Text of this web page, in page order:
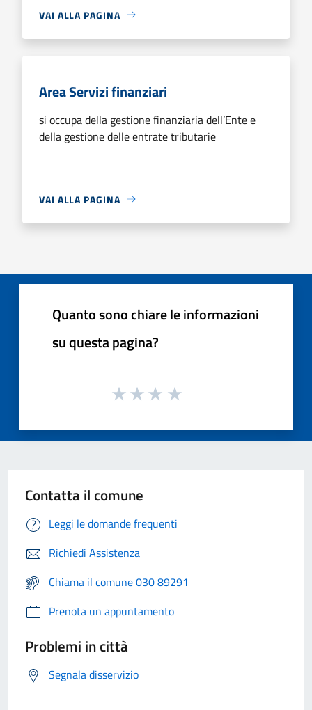
VAI ALLA PAGINA
Area Servizi finanziari
si occupa della gestione finanziaria dell’Ente e
della gestione delle entrate tributarie
VAI ALLA PAGINA
Quanto sono chiare le informazioni
su questa pagina?
Contatta il comune
Leggi le domande frequenti
Richiedi Assistenza
Chiama il comune 030 89291
Prenota un appuntamento
Problemi in città
Segnala disservizio